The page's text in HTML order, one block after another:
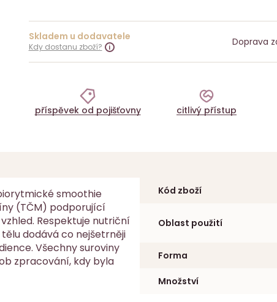
Skladem u dodavatele
Kdy dostanu zboží? Doprava
příspěvek od pojišťovny citlivý přístup
smoothie
(TČM) podporující
Respektuje nutriční
dodává co nejšetrněji
Všechny suroviny
zpracování, kdy byla
Kód zboží
Oblast použití
Forma
Množství